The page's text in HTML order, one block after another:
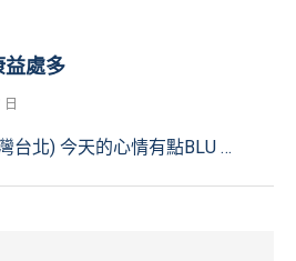
益處多
台北) 今天的心情有點BLU …